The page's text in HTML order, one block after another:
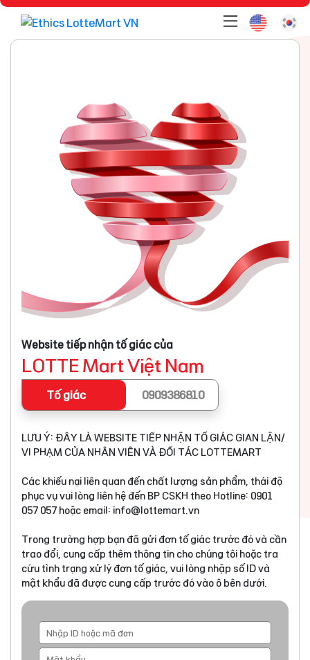
Website tiếp nhận tố giác của
LOTTE Mart Việt Nam
Tố giác 0909386810
LƯU Ý: ĐÂY LÀ WEBSITE TIẾP NHẬN TỐ GIÁC GIAN LẬN/
VI PHẠM CỦA NHÂN VIÊN VÀ ĐỐI TÁC LOTTEMART
Các khiếu nại liên quan đến chất lượng sản phẩm, thái độ
phục vụ vui lòng liên hệ đến BP CSKH theo Hotline: 0901
057 057 hoặc email: info@lottemart.vn
Trong trường hợp bạn đã gửi đơn tố giác trước đó và cần
trao đổi, cung cấp thêm thông tin cho chúng tôi hoặc tra
cứu tình trạng xử lý đơn tố giác, vui lòng nhập số ID và
mật khẩu đã được cung cấp trước đó vào ô bên dưới.